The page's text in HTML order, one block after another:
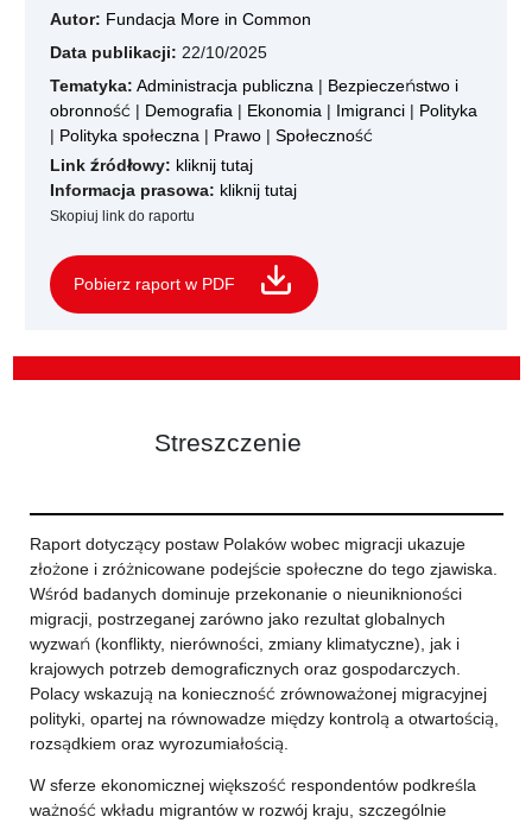
Autor: Fundacja More in Common
Data publikacji: 22/10/2025
Tematyka: Administracja publiczna | Bezpieczeństwo i
obronność | Demografia | Ekonomia | Imigranci | Polityka
| Polityka społeczna | Prawo | Społeczność
Link źródłowy: kliknij tutaj
Informacja prasowa: kliknij tutaj
Skopiuj link do raportu
Pobierz raport w PDF
Streszczenie
Raport dotyczący postaw Polaków wobec migracji ukazuje
złożone i zróżnicowane podejście społeczne do tego zjawiska.
Wśród badanych dominuje przekonanie o nieuniknioności
migracji, postrzeganej zarówno jako rezultat globalnych
wyzwań (konflikty, nierówności, zmiany klimatyczne), jak i
krajowych potrzeb demograficznych oraz gospodarczych.
Polacy wskazują na konieczność zrównoważonej migracyjnej
polityki, opartej na równowadze między kontrolą a otwartością,
rozsądkiem oraz wyrozumiałością.
W sferze ekonomicznej większość respondentów podkreśla
ważność wkładu migrantów w rozwój kraju, szczególnie